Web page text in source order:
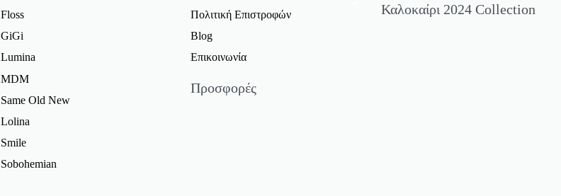
Floss
GiGi
Lumina
MDM
Same Old New
Lolina
Smile
Sobohemian
Πολιτική Επιστροφών
Blog
Επικοινωνία
Προσφορές
Καλοκαίρι 2024 Collection